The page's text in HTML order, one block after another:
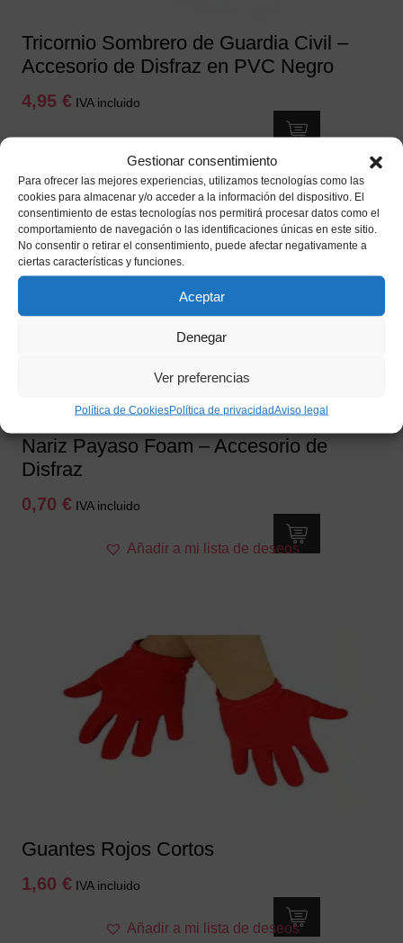
Gestionar consentimiento
Para ofrecer las mejores experiencias, utilizamos tecnologías como las
cookies para almacenar y/o acceder a la información del dispositivo. El
consentimiento de estas tecnologías nos permitirá procesar datos como el
comportamiento de navegación o las identificaciones únicas en este sitio.
No consentir o retirar el consentimiento, puede afectar negativamente a
ciertas características y funciones.
Aceptar
Denegar
Ver preferencias
Política de CookiesPolítica de privacidadAviso legal
Tricornio Sombrero de Guardia Civil –
Accesorio de Disfraz en PVC Negro
4,95 € IVA incluido
Nariz Payaso Foam – Accesorio de
Disfraz
0,70 € IVA incluido
Añadir a mi lista de deseos
Guantes Rojos Cortos
1,60 € IVA incluido
Añadir a mi lista de deseos